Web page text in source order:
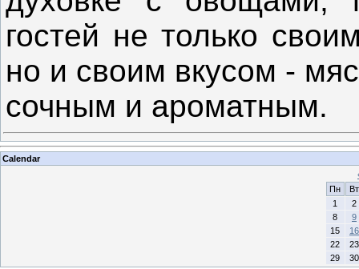
гостей не только
но и своим вкусом -
сочным и ароматным.
Calendar
Пн
Вт
1
2
8
9
15
16
22
23
29
30